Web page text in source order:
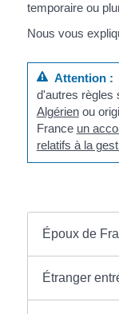
temporaire ou
Nous vous
Attention :
d'autres règles
Algérienou
France un
relatifs à la
Époux de
Étranger